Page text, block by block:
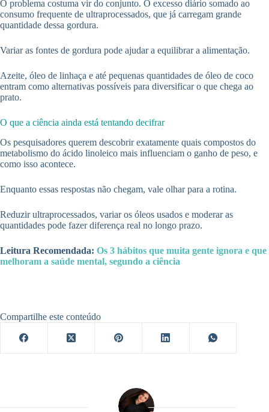
O problema costuma vir do conjunto. O excesso diário somado ao
consumo frequente de ultraprocessados, que já carregam grande
quantidade dessa gordura.
Variar as fontes de gordura pode ajudar a equilibrar a alimentação.
Azeite, óleo de linhaça e até pequenas quantidades de óleo de coco
entram como alternativas possíveis para diversificar o que chega ao
prato.
O que a ciência ainda está tentando decifrar
Os pesquisadores querem descobrir exatamente quais compostos do
metabolismo do ácido linoleico mais influenciam o ganho de peso, e
como isso acontece.
Enquanto essas respostas não chegam, vale olhar para a rotina.
Reduzir ultraprocessados, variar os óleos usados e moderar as
quantidades pode fazer diferença real no longo prazo.
Leitura Recomendada: Os 3 hábitos que muita gente ignora e que
melhoram a saúde mental, segundo a ciência
Compartilhe este conteúdo